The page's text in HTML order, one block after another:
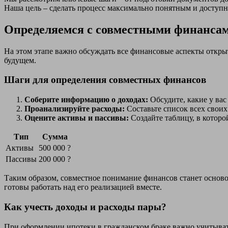
Наша цель – сделать процесс максимально понятным и
Определяемся с совместными
На этом этапе важно обсуждать все финансовые аспекты
будущем.
Шаги для определения совместных финансов
Соберите информацию о доходах: Обсудите, какие у
Проанализируйте расходы: Составьте список всех
Оцените активы и пассивы: Создайте таблицу, в
Тип
Сумма
Активы
500 000 ?
Пассивы 200 000 ?
Таким образом, совместное понимание финансов станет
готовы работать над его реализацией вместе.
Как учесть доходы и расходы пары?